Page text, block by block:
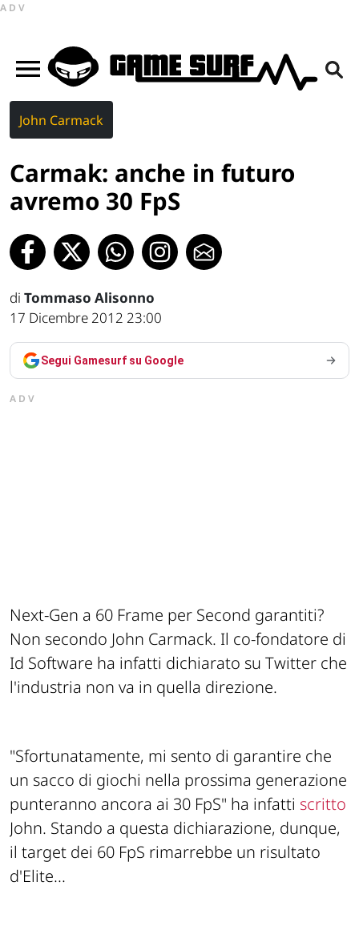
ADV
John Carmack
Carmak: anche in futuro
avremo 30 FpS
di Tommaso Alisonno
17 Dicembre 2012 23:00
Segui Gamesurf su Google
ADV
Next-Gen a 60 Frame per Second garantiti?
Non secondo John Carmack. Il co-fondatore di
Id Software ha infatti dichiarato su Twitter che
l'industria non va in quella direzione.
"Sfortunatamente, mi sento di garantire che
un sacco di giochi nella prossima generazione
punteranno ancora ai 30 FpS" ha infatti scritto
John. Stando a questa dichiarazione, dunque,
il target dei 60 FpS rimarrebbe un risultato
d'Elite...